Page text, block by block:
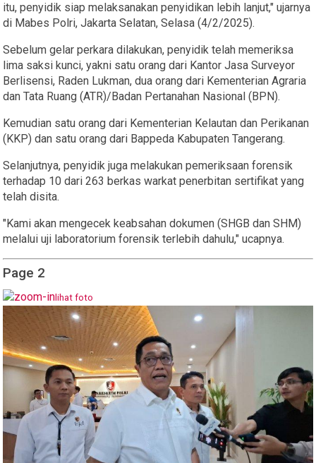
itu, penyidik siap melaksanakan penyidikan lebih lanjut," ujarnya
di Mabes Polri, Jakarta Selatan, Selasa (4/2/2025).
Sebelum gelar perkara dilakukan, penyidik telah memeriksa
lima saksi kunci, yakni satu orang dari Kantor Jasa Surveyor
Berlisensi, Raden Lukman, dua orang dari Kementerian Agraria
dan Tata Ruang (ATR)/Badan Pertanahan Nasional (BPN).
Kemudian satu orang dari Kementerian Kelautan dan Perikanan
(KKP) dan satu orang dari Bappeda Kabupaten Tangerang.
Selanjutnya, penyidik juga melakukan pemeriksaan forensik
terhadap 10 dari 263 berkas warkat penerbitan sertifikat yang
telah disita.
"Kami akan mengecek keabsahan dokumen (SHGB dan SHM)
melalui uji laboratorium forensik terlebih dahulu," ucapnya.
Page 2
lihat foto